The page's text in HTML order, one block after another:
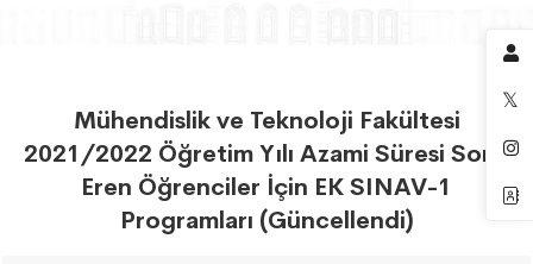
Mühendislik ve Teknoloji Fakültesi
2021/2022 Öğretim Yılı Azami Süresi Sona
Eren Öğrenciler İçin EK SINAV-1
Programları (Güncellendi)